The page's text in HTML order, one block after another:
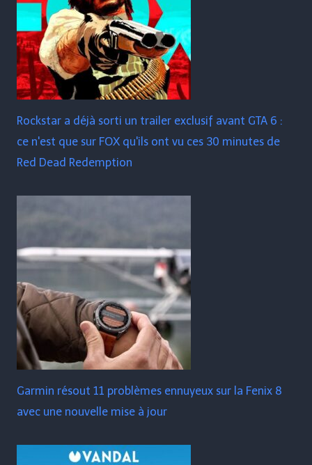
Rockstar a déjà sorti un trailer exclusif avant GTA 6 :
ce n'est que sur FOX qu'ils ont vu ces 30 minutes de
Red Dead Redemption
Garmin résout 11 problèmes ennuyeux sur la Fenix ​​​​8
avec une nouvelle mise à jour